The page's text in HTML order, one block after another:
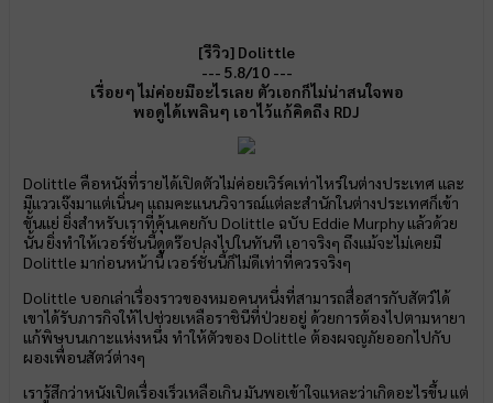
[รีวิว] Dolittle
--- 5.8/10 ---
เรื่อยๆ ไม่ค่อยมีอะไรเลย ตัวเอกก็ไม่น่าสนใจพอ
พอดูได้เพลินๆ เอาไว้แก้คิดถึง RDJ
Dolittle คือหนังที่รายได้เปิดตัวไม่ค่อยเวิร์คเท่าไหร่ในต่างประเทศ และ
มีแววเจ๊งมาแต่เนิ่นๆ แถมคะแนนวิจารณ์แต่ละสำนักในต่างประเทศก็เข้า
ขั้นแย่ ยิ่งสำหรับเราที่คุ้นเคยกับ Dolittle ฉบับ Eddie Murphy แล้วด้วย
นั้น ยิ่งทำให้เวอร์ชั่นนี้ดูดร๊อปลงไปในทันที เอาจริงๆ ถึงแม้จะไม่เคยมี
Dolittle มาก่อนหน้านี้ เวอร์ชั่นนี้ก็ไม่ดีเท่าที่ควรจริงๆ
Dolittle บอกเล่าเรื่องราวของหมอคนหนึ่งที่สามารถสื่อสารกับสัตว์ได้
เขาได้รับภารกิจให้ไปช่วยเหลือราชินีที่ป่วยอยู่ ด้วยการต้องไปตามหายา
แก้พิษบนเกาะแห่งหนึ่ง ทำให้ตัวของ Dolittle ต้องผจญภัยออกไปกับ
ผองเพื่อนสัตว์ต่างๆ
เรารู้สึกว่าหนังเปิดเรื่องเร็วเหลือเกิน มันพอเข้าใจแหละว่าเกิดอะไรขึ้น แต่